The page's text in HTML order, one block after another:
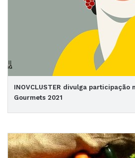
INOVCLUSTER divulga participação
Gourmets 2021